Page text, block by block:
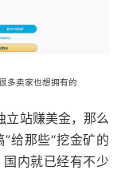
多卖家也想拥有的
立站赚美金，那么
给那些“挖金矿的
内就已经有不少